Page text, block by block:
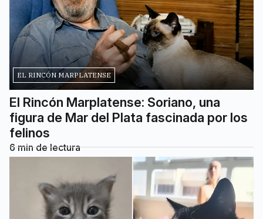
EL RINCÓN MARPLATENSE
El Rincón Marplatense: Soriano, una
figura de Mar del Plata fascinada por los
felinos
6min de lectura